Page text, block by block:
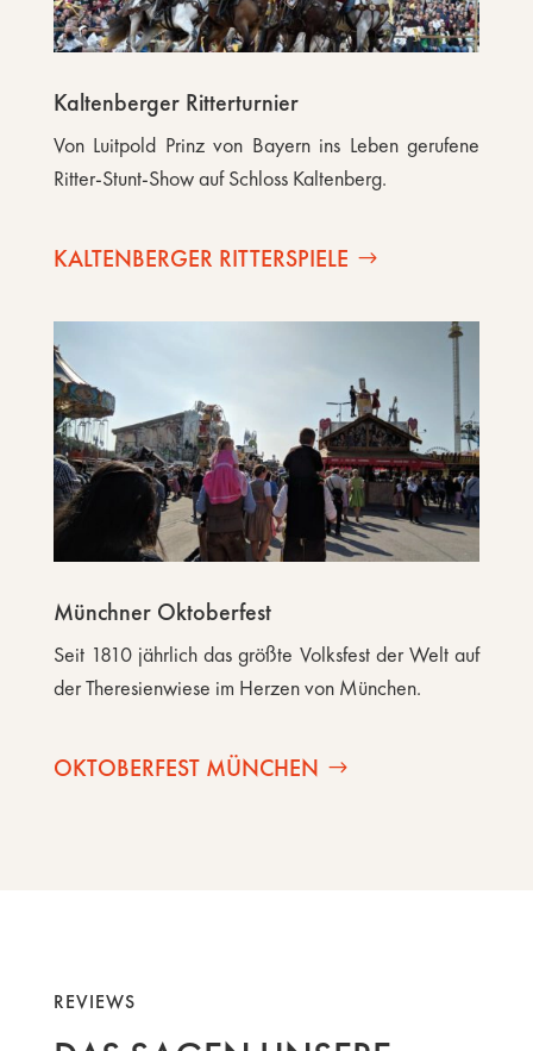
Kaltenberger Ritterturnier
Von Luitpold Prinz von Bayern ins Leben gerufene
Ritter-Stunt-Show auf Schloss Kaltenberg.
KALTENBERGER RITTERSPIELE
Münchner Oktoberfest
Seit 1810 jährlich das größte Volksfest der Welt auf
der Theresienwiese im Herzen von München.
OKTOBERFEST MÜNCHEN
REVIEWS